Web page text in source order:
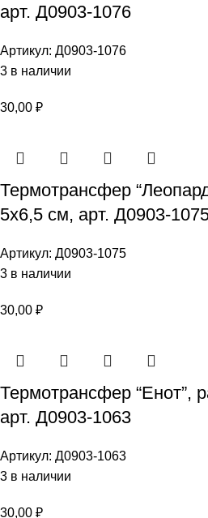
арт. Д0903-1076
Артикул: Д0903-1076
3 в наличии
30,00 ₽
Термотрансфер
5х6,5 см, арт. Д0903-
Артикул: Д0903-1075
3 в наличии
30,00 ₽
Термотрансфер “Енот”,
арт. Д0903-1063
Артикул: Д0903-1063
3 в наличии
30,00 ₽